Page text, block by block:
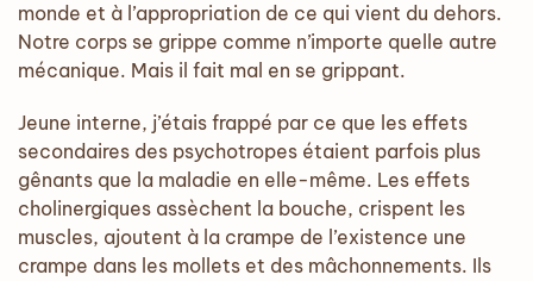
monde et à l’appropriation de ce qui vient du dehors.
Notre corps se grippe comme n’importe quelle autre
mécanique. Mais il fait mal en se grippant.
Jeune interne, j’étais frappé par ce que les effets
secondaires des psychotropes étaient parfois plus
gênants que la maladie en elle-même. Les effets
cholinergiques assèchent la bouche, crispent les
muscles, ajoutent à la crampe de l’existence une
crampe dans les mollets et des mâchonnements. Ils